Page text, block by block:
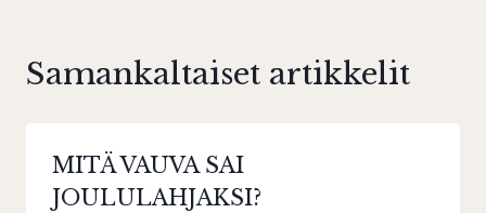
Samankaltaiset artikkelit
MITÄ VAUVA SAI
JOULULAHJAKSI?